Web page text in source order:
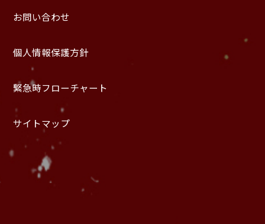
お問い合わせ
個人情報保護方針
緊急時フローチャート
サイトマップ